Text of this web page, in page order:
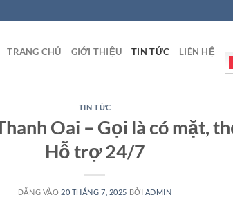
TRANG CHỦ GIỚI THIỆU TIN TỨC LIÊN HỆ
TIN TỨC
Oai – Gọi là có mặt,
Hỗ trợ 24/7
ĐĂNG VÀO 20 THÁNG 7, 2025 BỞI ADMIN